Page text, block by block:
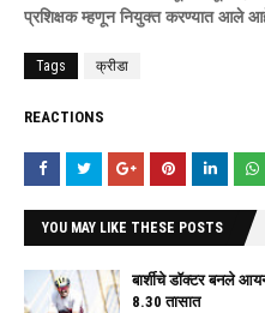
प्रशिक्षक म्हणून नियुक्त करण्यात आले
Tags क्रीडा
REACTIONS
YOU MAY LIKE THESE POSTS
बार्शीचे डॉक्टर बनले
8.30 तासात